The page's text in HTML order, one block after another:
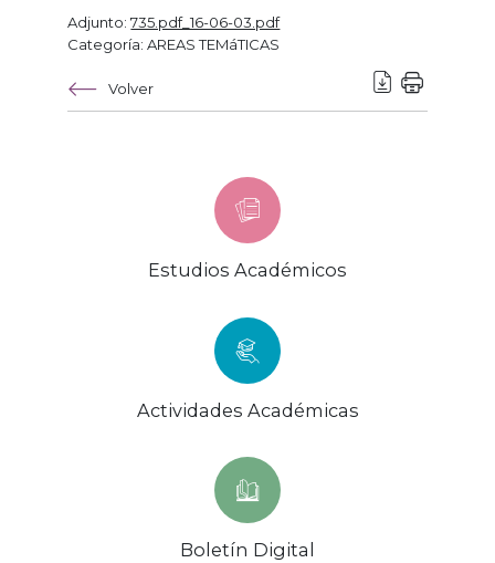
Adjunto:735.pdf_16-06-03.pdf
Categoría: AREAS TEMáTICAS
Volver
Estudios Académicos
Actividades Académicas
Boletín Digital